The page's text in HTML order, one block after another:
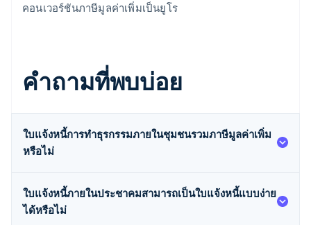
คอนเวอร์ชันภาษีมูลค่าเพิ่มเป็นยูโร
คำถามที่พบบ่อย
ใบแจ้งหนี้การทำธุรกรรมภายในชุมชนรวมภาษีมูลค่าเพิ่ม
หรือไม่
ใบแจ้งหนี้ภายในประชาคมสามารถเป็นใบแจ้งหนี้แบบง่าย
ได้หรือไม่